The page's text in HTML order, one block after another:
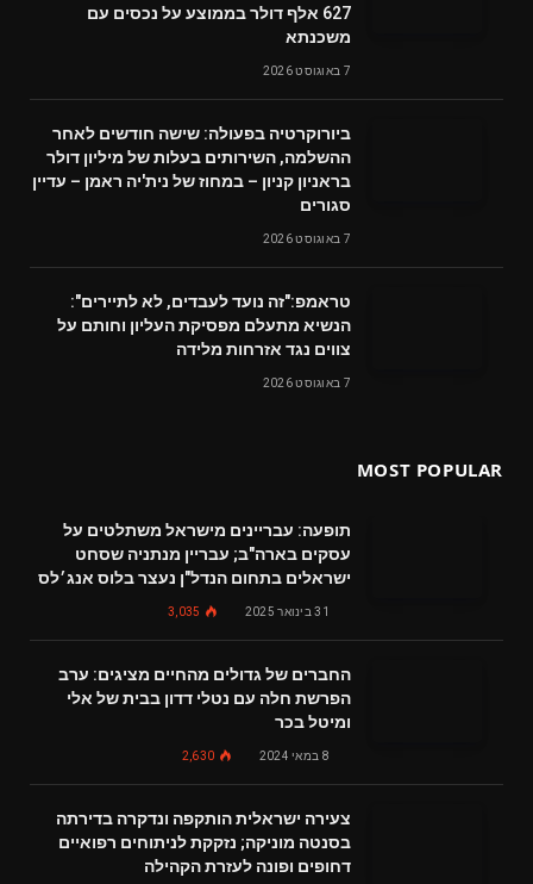
627 אלף דולר בממוצע על נכסים עם
משכנתא
7 באוגוסט 2026
ביורוקרטיה בפעולה: שישה חודשים לאחר
ההשלמה, השירותים בעלות של מיליון דולר
בראניון קניון – במחוז של נית'יה ראמן – עדיין
סגורים
7 באוגוסט 2026
טראמפ:"זה נועד לעבדים, לא לתיירים":
הנשיא מתעלם מפסיקת העליון וחותם על
צווים נגד אזרחות מלידה
7 באוגוסט 2026
MOST POPULAR
תופעה: עבריינים מישראל משתלטים על
עסקים בארה"ב; עבריין מנתניה שסחט
ישראלים בתחום הנדל"ן נעצר בלוס אנג׳לס
31 בינואר 2025 3,035
החברים של גדולים מהחיים מציגים: ערב
הפרשת חלה עם נטלי דדון בבית של אלי
ומיטל בכר
8 במאי 2024 2,630
צעירה ישראלית הותקפה ונדקרה בדירתה
בסנטה מוניקה; נזקקת לניתוחים רפואיים
דחופים ופונה לעזרת הקהילה